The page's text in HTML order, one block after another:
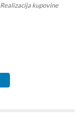
Realizacija kupovine